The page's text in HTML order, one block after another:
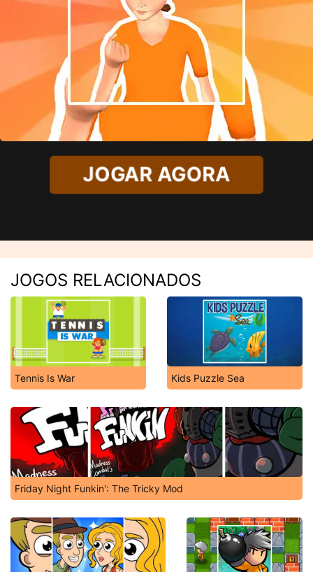
JOGAR AGORA
JOGOS RELACIONADOS
Tennis Is War Kids Puzzle Sea
Friday Night Funkin': The Tricky Mod